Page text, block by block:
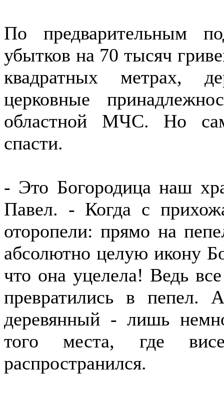
По предварительным
убытков на 70 тысяч
квадратных метрах,
церковные
областной МЧС. Но
спасти.
- Это Богородица наш
Павел. - Когда с
оторопели: прямо на
абсолютно целую икону
что она уцелела! Ведь
превратились в пепел.
деревянный - лишь
того места, где
распространился.